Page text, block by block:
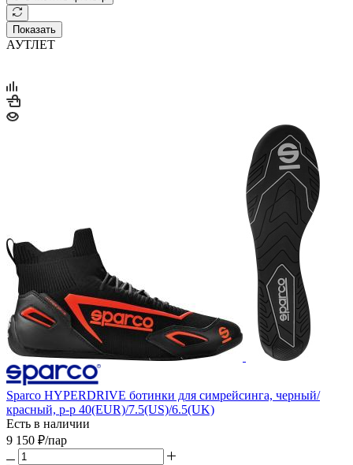
Показать
АУТЛЕТ
Sparco HYPERDRIVE ботинки для симрейсинга, черный/
красный, р-р 40(EUR)/7.5(US)/6.5(UK)
Есть в наличии
9 150 ₽/пар